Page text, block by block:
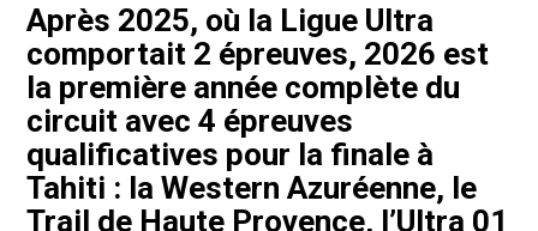
Après 2025, où la Ligue Ultra
comportait 2 épreuves, 2026 est
la première année complète du
circuit avec 4 épreuves
qualificatives pour la finale à
Tahiti : la Western Azuréenne, le
Trail de Haute Provence, l’Ultra 01